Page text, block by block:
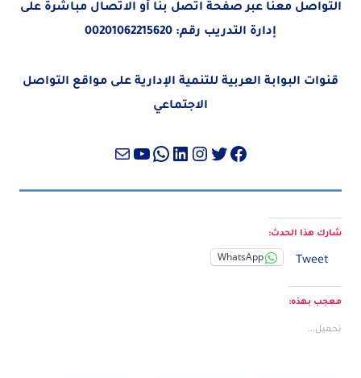
التواصل معنا عبر صفحة اتصل بنا أو الاتصال مباشرةً على
إدارة التدريب رقم: 00201062215620
قنوات البوابة العربية للتنمية الإدارية على مواقع التواصل
الاجتماعي
فيسبوك
تويترإنستجرام
لينكد إن واتساب
يوتيوب
بريد
شارك هذا الحدث:
Tweet
WhatsApp
معجب بهذه:
تحميل...